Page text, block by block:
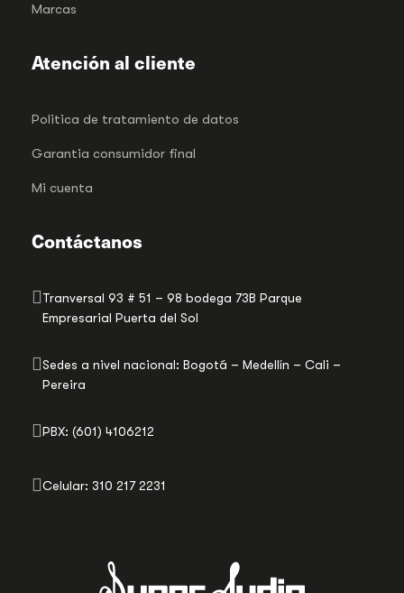
Marcas
Atención al cliente
Politica de tratamiento de datos
Garantia consumidor final
Mi cuenta
Contáctanos
Tranversal 93 # 51 – 98 bodega 73B Parque
Empresarial Puerta del Sol
Sedes a nivel nacional: Bogotá – Medellín – Cali –
Pereira
PBX: (601) 4106212
Celular: 310 217 2231